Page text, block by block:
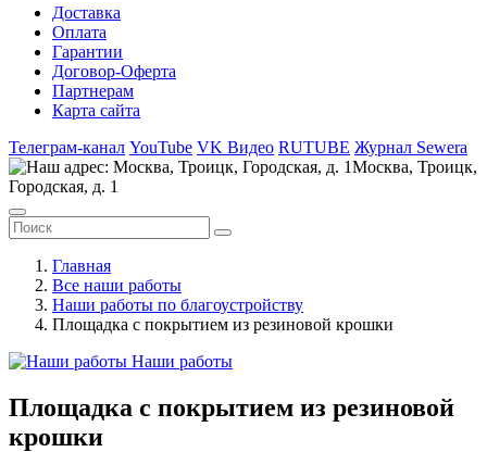
Доставка
Оплата
Гарантии
Договор-Оферта
Партнерам
Карта сайта
Телеграм-канал YouTube VK Видео RUTUBE Журнал Sewera
Москва, Троицк,
Городская, д. 1
Главная
Все наши работы
Наши работы по благоустройству
Площадка с покрытием из резиновой крошки
Наши работы
Площадка с покрытием из резиновой
крошки